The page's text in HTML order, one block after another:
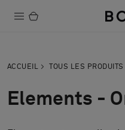
Durabilité
ACCUEIL TOUS LES PRODUITS
Elements -